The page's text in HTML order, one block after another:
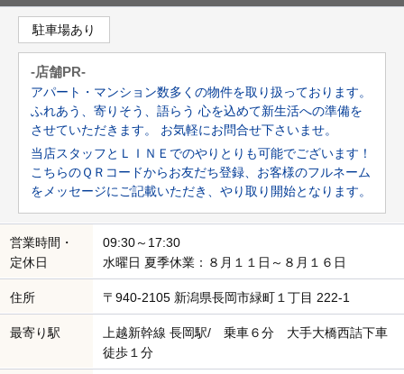
駐車場あり
-店舗PR-
アパート・マンション数多くの物件を取り扱っております。
ふれあう、寄りそう、語らう 心を込めて新生活への準備を
させていただきます。 お気軽にお問合せ下さいませ。
当店スタッフとＬＩＮＥでのやりとりも可能でございます！
こちらのＱＲコードからお友だち登録、お客様のフルネーム
をメッセージにご記載いただき、やり取り開始となります。
営業時間・
定休日
09:30～17:30
水曜日 夏季休業：８月１１日～８月１６日
住所 〒940-2105 新潟県長岡市緑町１丁目 222-1
最寄り駅
上越新幹線 長岡駅/ 乗車６分 大手大橋西詰下車
徒歩１分